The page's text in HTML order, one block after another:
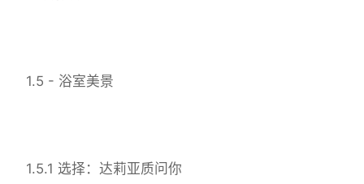
1.5 - 浴室美景
1.5.1 选择：达莉亚质问你